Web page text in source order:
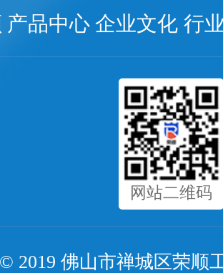
产品中心 企业文化 行
网站二维码
2019 佛山市禅城区荣顺